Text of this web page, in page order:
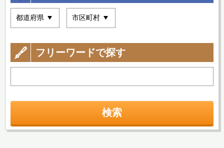
フリーワードで探す
検索